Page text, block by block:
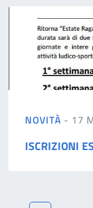
NOVITÀ - 17
ISCRIZIONI